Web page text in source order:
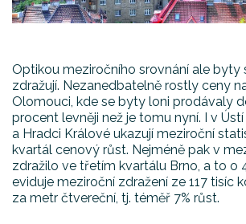
Optikou meziročního srovnání ale byty
zdražují. Nezanedbatelně rostly ceny
Olomouci, kde se byty loni prodávaly
procent levněji než je tomu nyní. I v
a Hradci Králové ukazují meziroční
kvartál cenový růst. Nejméně pak v
zdražilo ve třetím kvartálu Brno, a to o
eviduje meziroční zdražení ze 117 tisíc
za metr čtvereční, tj. téměř 7% růst.